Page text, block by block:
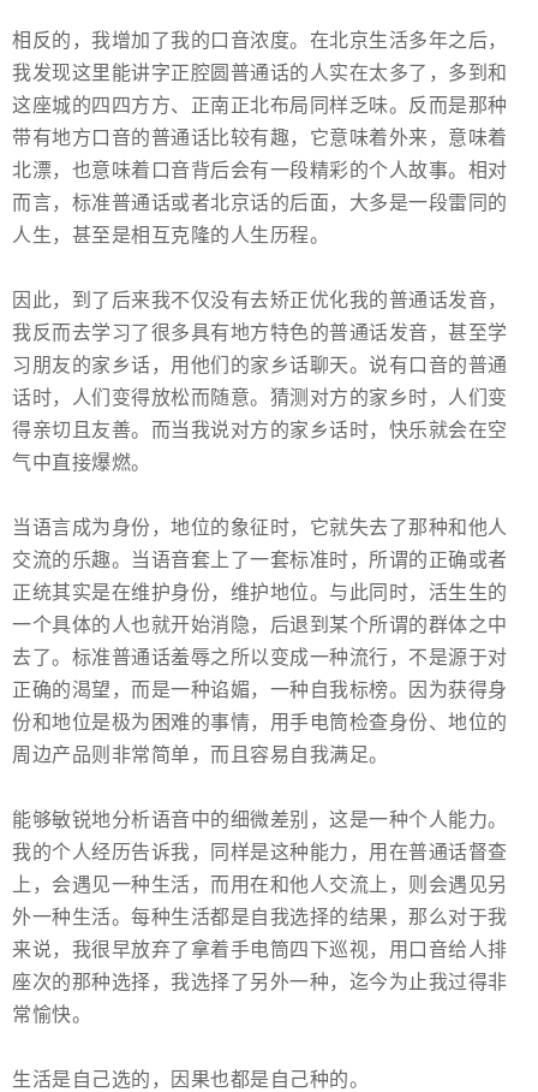
相反的，我增加了我的口音浓度。在北京生活多年之后，
我发现这里能讲字正腔圆普通话的人实在太多了，多到和
这座城的四四方方、正南正北布局同样乏味。反而是那种
带有地方口音的普通话比较有趣，它意味着外来，意味着
北漂，也意味着口音背后会有一段精彩的个人故事。相对
而言，标准普通话或者北京话的后面，大多是一段雷同的
人生，甚至是相互克隆的人生历程。
因此，到了后来我不仅没有去矫正优化我的普通话发音，
我反而去学习了很多具有地方特色的普通话发音，甚至学
习朋友的家乡话，用他们的家乡话聊天。说有口音的普通
话时，人们变得放松而随意。猜测对方的家乡时，人们变
得亲切且友善。而当我说对方的家乡话时，快乐就会在空
气中直接爆燃。
当语言成为身份，地位的象征时，它就失去了那种和他人
交流的乐趣。当语音套上了一套标准时，所谓的正确或者
正统其实是在维护身份，维护地位。与此同时，活生生的
一个具体的人也就开始消隐，后退到某个所谓的群体之中
去了。标准普通话羞辱之所以变成一种流行，不是源于对
正确的渴望，而是一种谄媚，一种自我标榜。因为获得身
份和地位是极为困难的事情，用手电筒检查身份、地位的
周边产品则非常简单，而且容易自我满足。
能够敏锐地分析语音中的细微差别，这是一种个人能力。
我的个人经历告诉我，同样是这种能力，用在普通话督查
上，会遇见一种生活，而用在和他人交流上，则会遇见另
外一种生活。每种生活都是自我选择的结果，那么对于我
来说，我很早放弃了拿着手电筒四下巡视，用口音给人排
座次的那种选择，我选择了另外一种，迄今为止我过得非
常愉快。
生活是自己选的，因果也都是自己种的。